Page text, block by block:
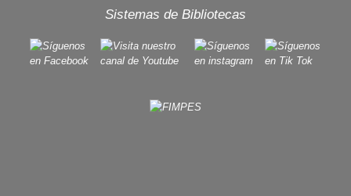
Sistemas de Bibliotecas